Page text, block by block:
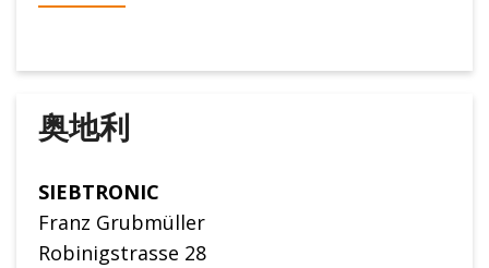
奥地利
SIEBTRONIC
Franz Grubmüller
Robinigstrasse 28